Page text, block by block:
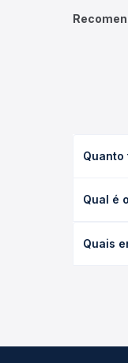
Quanto
serviço
Qual é
Quais